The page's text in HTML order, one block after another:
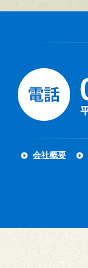
会社概要